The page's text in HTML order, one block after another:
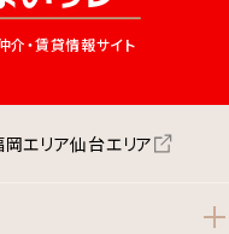
介・賃貸情報サイト
岡エリア仙台エリア